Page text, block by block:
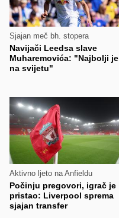
Sjajan meč bh. stopera
Navijači Leedsa slave
Muharemovića: "Najbolji je
na svijetu"
Aktivno ljeto na Anfieldu
Počinju pregovori, igrač je
pristao: Liverpool sprema
sjajan transfer